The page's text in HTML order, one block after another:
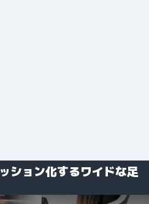
ション化するワイドな足